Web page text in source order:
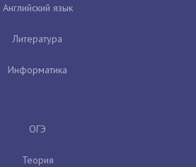
Английский язык
Литература
Информатика
ОГЭ
Теория